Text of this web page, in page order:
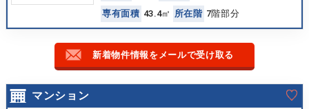
専有面積 43.4㎡ 所在 階 7階部分
新着物件情報をメールで受け取る
マンション